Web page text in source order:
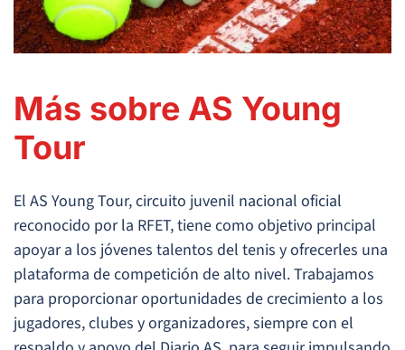
Más sobre AS Young
Tour
El AS Young Tour, circuito juvenil nacional oficial
reconocido por la RFET, tiene como objetivo principal
apoyar a los jóvenes talentos del tenis y ofrecerles una
plataforma de competición de alto nivel. Trabajamos
para proporcionar oportunidades de crecimiento a los
jugadores, clubes y organizadores, siempre con el